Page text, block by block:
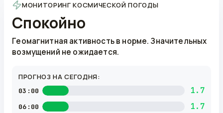
МОНИТОРИНГ КОСМИЧЕСКОЙ ПОГОДЫ
Спокойно
Геомагнитная активность в норме. Значительных
возмущений не ожидается.
ПРОГНОЗ НА СЕГОДНЯ:
03:00 1.7
06:00 1.7